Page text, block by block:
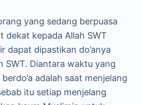
yang sedang berpuasa
dekat kepada Allah SWT
dapat dipastikan do’anya
SWT. Diantara waktu yang
adalah saat menjelang
itu setiap menjelang